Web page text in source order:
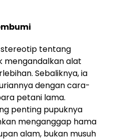
stereotip tentang
mengandalkan alat
Sebaliknya, ia
dengan cara-
petani lama.
penting pupuknya
menganggap hama
alam, bukan musuh